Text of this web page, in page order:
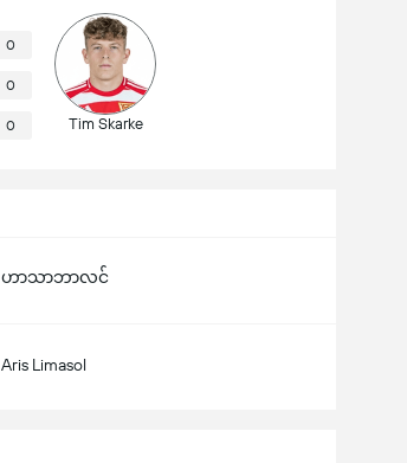
ဟာသာဘာလင်
Aris Limasol
0
0
0 Tim Skarke